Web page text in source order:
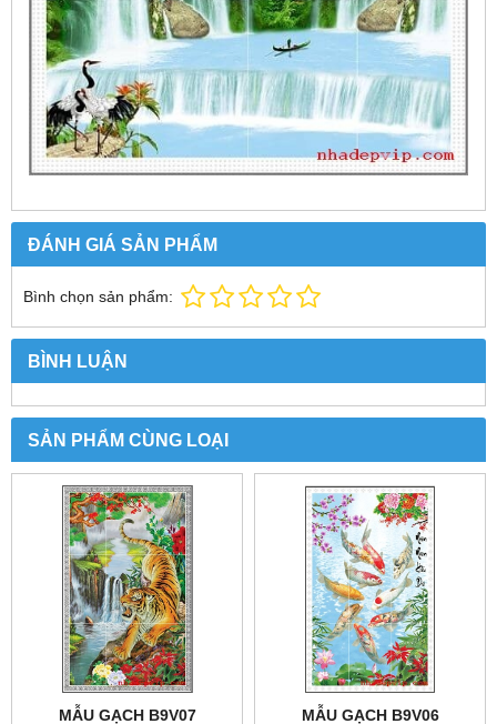
ĐÁNH GIÁ SẢN PHẨM
Bình chọn sản phẩm:
BÌNH LUẬN
SẢN PHẨM CÙNG LOẠI
MẪU GẠCH B9V07 MẪU GẠCH B9V06